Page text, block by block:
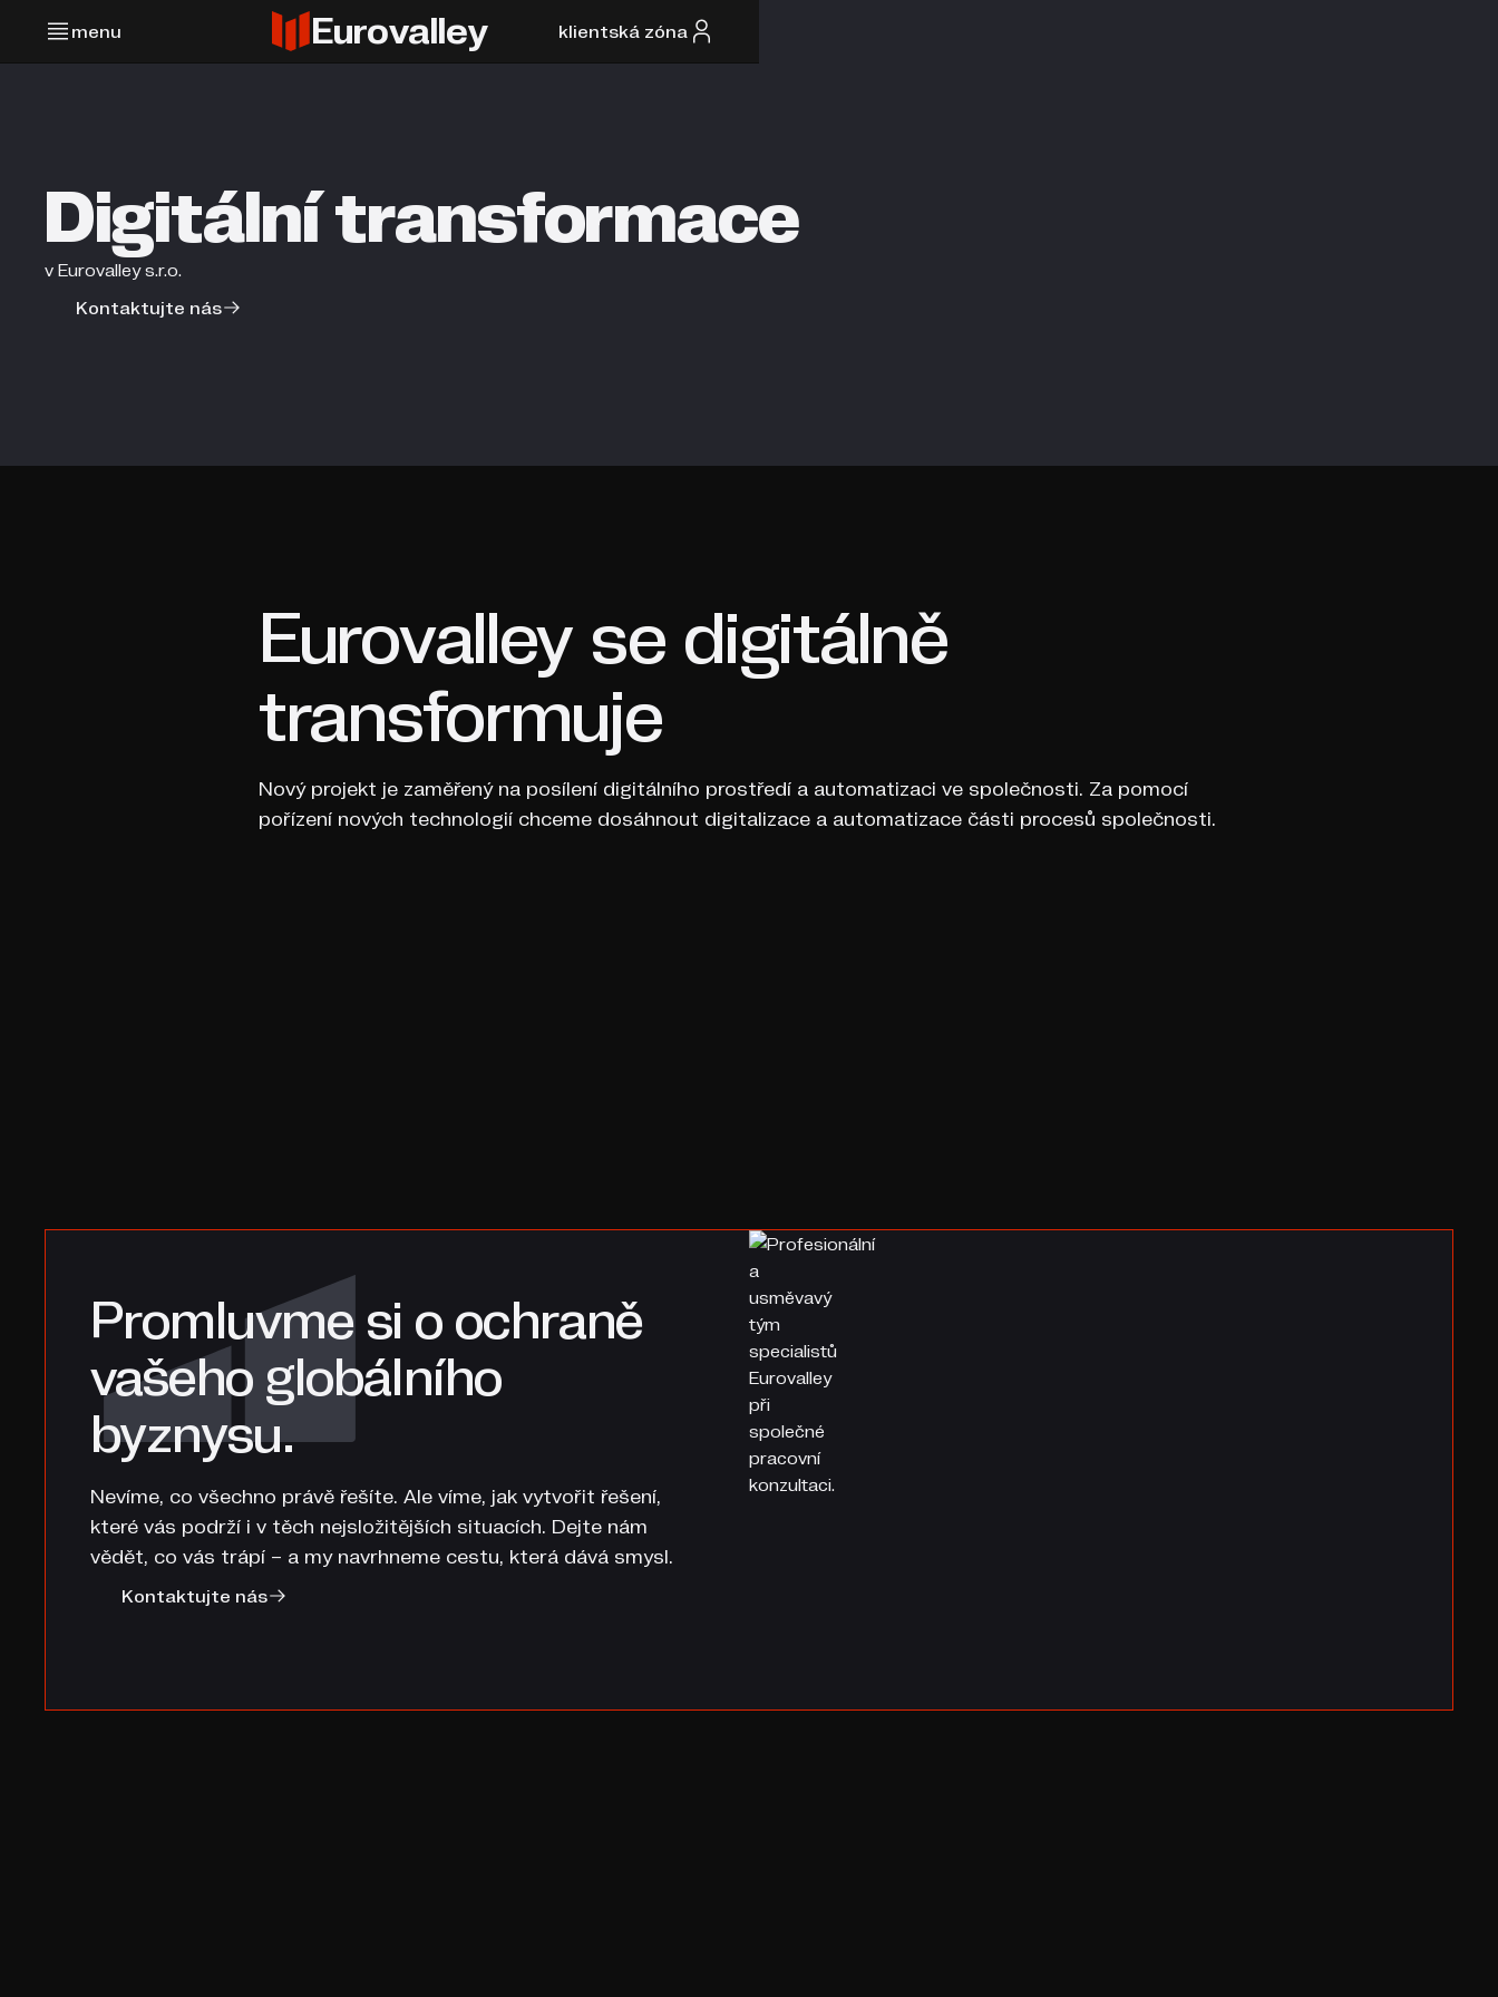
menu Eurovalley klientská zóna
Digitální transformace
v Eurovalley s.r.o.
Kontaktujte nás
Eurovalley se digitálně
transformuje
Nový projekt je zaměřený na posílení digitálního prostředí a automatizaci ve společnosti. Za pomocí
pořízení nových technologií chceme dosáhnout digitalizace a automatizace části procesů společnosti.
Promluvme si o ochraně
vašeho globálního
byznysu.
Nevíme, co všechno právě řešíte. Ale víme, jak vytvořit řešení,
které vás podrží i v těch nejsložitějších situacích. Dejte nám
vědět, co vás trápí – a my navrhneme cestu, která dává smysl.
Kontaktujte nás